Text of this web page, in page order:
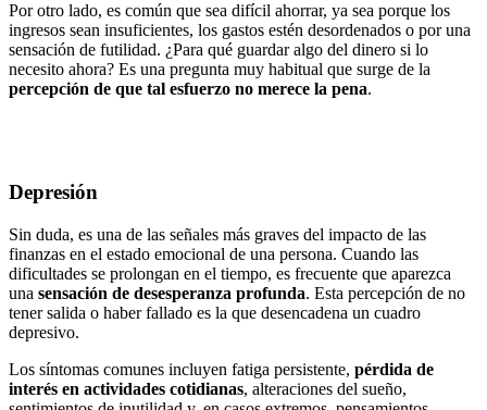
Por otro lado, es común que sea difícil ahorrar, ya sea porque los
ingresos sean insuficientes, los gastos estén desordenados o por una
sensación de futilidad. ¿Para qué guardar algo del dinero si lo
necesito ahora? Es una pregunta muy habitual que surge de la
percepción de que tal esfuerzo no merece la pena.
Depresión
Sin duda, es una de las señales más graves del impacto de las
finanzas en el estado emocional de una persona. Cuando las
dificultades se prolongan en el tiempo, es frecuente que aparezca
una sensación de desesperanza profunda. Esta percepción de no
tener salida o haber fallado es la que desencadena un cuadro
depresivo.
Los síntomas comunes incluyen fatiga persistente, pérdida de
interés en actividades cotidianas, alteraciones del sueño,